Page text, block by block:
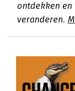
ontdekken
veranderen.